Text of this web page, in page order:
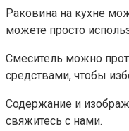
Раковина на кухне
можете просто
Смеситель можно
средствами, чтобы
Содержание и
свяжитесь с нами.